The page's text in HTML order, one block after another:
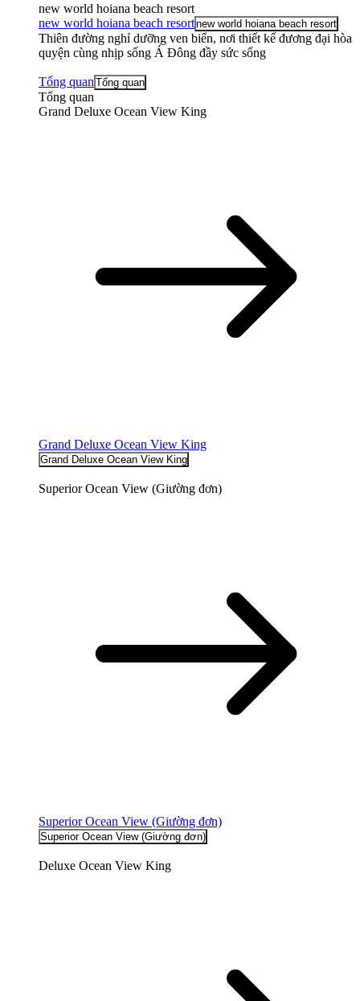
new world hoiana beach resort
new world hoiana beach resortnew world hoiana beach resort
Thiên đường nghỉ dưỡng ven biển, nơi thiết kế đương đại hòa
quyện cùng nhịp sống Á Đông đầy sức sống
Tổng quan Tổng quan
Tổng quan
Grand Deluxe Ocean View King
Grand Deluxe Ocean View King
Grand Deluxe Ocean View King
Superior Ocean View (Giường đơn​)
Superior Ocean View (Giường đơn​)
Superior Ocean View (Giường đơn​)
Deluxe Ocean View King